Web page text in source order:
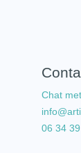
Chat
06 34